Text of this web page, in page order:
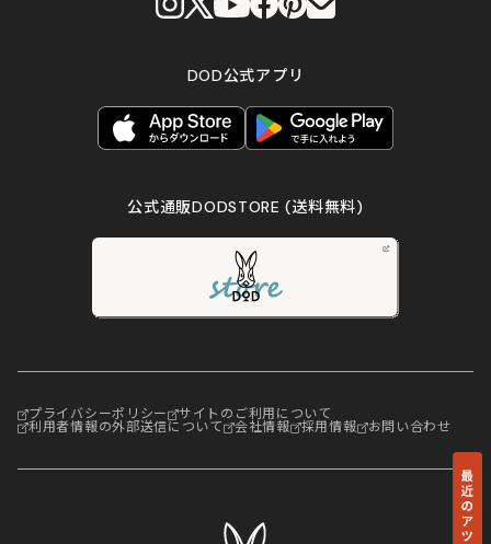
DOD公式アプリ
公式通販DODSTORE(送料無料)
プライバシーポリシー サイトのご利用について
利用者情報の外部送信について 会社情報 採用情報 お問い合わせ